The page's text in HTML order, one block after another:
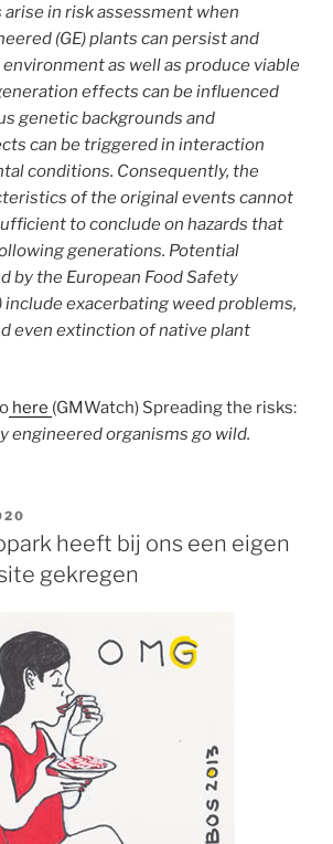
arise in risk assessment when
(GE) plants can persist and
as well as produce viable
effects can be influenced
genetic backgrounds and
can be triggered in interaction
conditions. Consequently, the
of the original events cannot
to conclude on hazards that
generations. Potential
by the European Food Safety
include exacerbating weed problems,
even extinction of native plant
here (GMWatch) Spreading the risks:
engineered organisms go wild.
heeft bij ons een eigen
gekregen